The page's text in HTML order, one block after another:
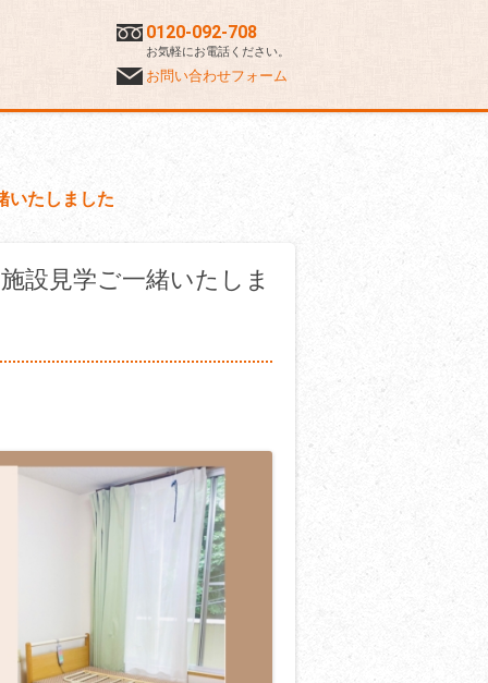
0120-092-708
お気軽にお電話ください。
お問い合わせフォーム
いたしました
設見学ご一緒いたしま